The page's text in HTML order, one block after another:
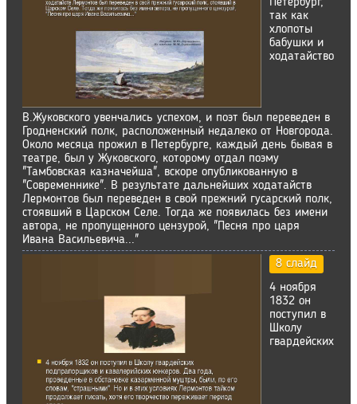
так как
хлопоты
бабушки и
ходатайство
В.Жуковского увенчались успехом, и поэт был переведен в
Гродненский полк, расположенный недалеко от Новгорода.
Около месяца прожил в Петербурге, каждый день бывая в
театре, был у Жуковского, которому отдал поэму
"Тамбовская казначейша", вскоре опубликованную в
"Современнике". В результате дальнейших ходатайств
Лермонтов был переведен в свой прежний гусарский полк,
стоявший в Царском Селе. Тогда же появилась без имени
автора, не пропущенного цензурой, "Песня про царя
Ивана Васильевича..."
8 слайд
4 ноября
1832 он
поступил в
Школу
гвардейских